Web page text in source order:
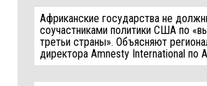
Африканские государства не
соучастниками политики США по
третьи страны». Объясняют
директора Amnesty International по